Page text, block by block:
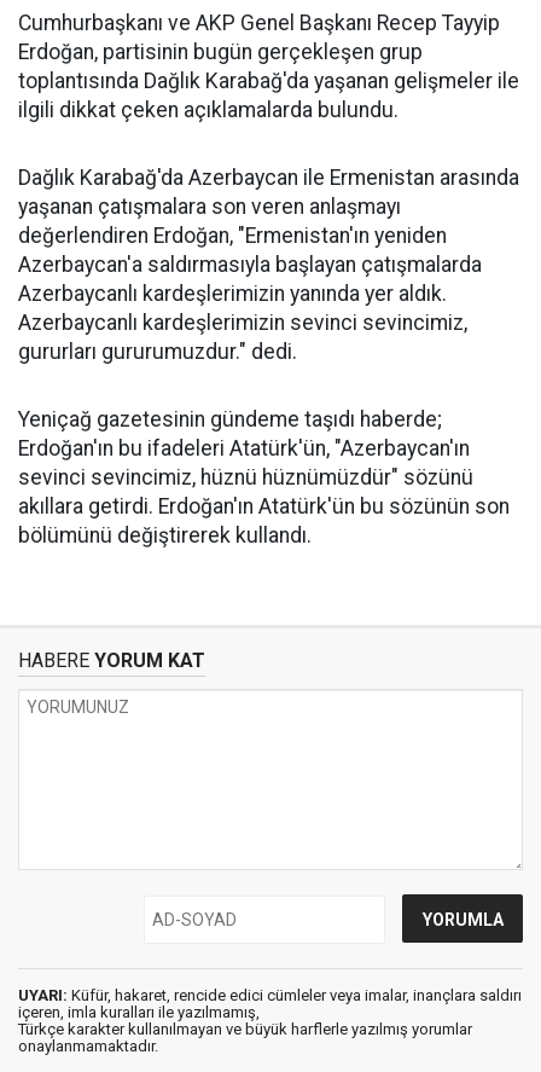
Cumhurbaşkanı ve AKP Genel Başkanı Recep Tayyip
Erdoğan, partisinin bugün gerçekleşen grup
toplantısında Dağlık Karabağ'da yaşanan gelişmeler ile
ilgili dikkat çeken açıklamalarda bulundu.
Dağlık Karabağ'da Azerbaycan ile Ermenistan arasında
yaşanan çatışmalara son veren anlaşmayı
değerlendiren Erdoğan, "Ermenistan'ın yeniden
Azerbaycan'a saldırmasıyla başlayan çatışmalarda
Azerbaycanlı kardeşlerimizin yanında yer aldık.
Azerbaycanlı kardeşlerimizin sevinci sevincimiz,
gururları gururumuzdur." dedi.
Yeniçağ gazetesinin gündeme taşıdı haberde;
Erdoğan'ın bu ifadeleri Atatürk'ün, "Azerbaycan'ın
sevinci sevincimiz, hüznü hüznümüzdür" sözünü
akıllara getirdi. Erdoğan'ın Atatürk'ün bu sözünün son
bölümünü değiştirerek kullandı.
HABERE YORUM KAT
UYARI: Küfür, hakaret, rencide edici cümleler veya imalar, inançlara saldırı
içeren, imla kuralları ile yazılmamış,
Türkçe karakter kullanılmayan ve büyük harflerle yazılmış yorumlar
onaylanmamaktadır.